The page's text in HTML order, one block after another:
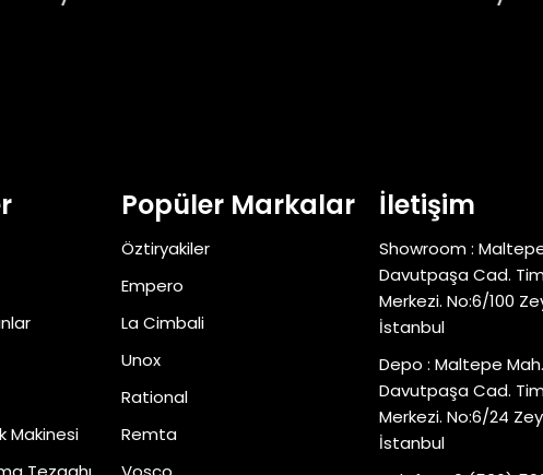
Makinesi
Popüler Markalar
Öztiryakiler
Empero
La Cimbali
Unox
Rational
Remta
İletişim
Showroom :
Davutpaşa Cad. Tim
Merkezi. No:6/100
İstanbul
Depo : Maltepe Mah.
Davutpaşa Cad. Tim
Merkezi. No:6/24
İstanbul